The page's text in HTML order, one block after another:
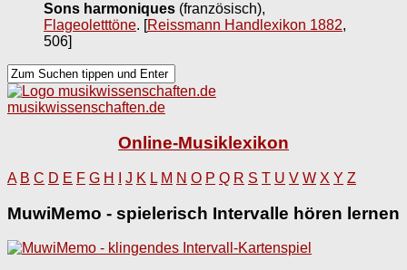
Sons harmoniques (französisch),
Flageoletttöne. [Reissmann Handlexikon 1882,
506]
musikwissenschaften.de
Online-Musiklexikon
A B C D E F G H J K L M N O P Q R S T U V W X Y Z
MuwiMemo - spielerisch Intervalle hören lernen